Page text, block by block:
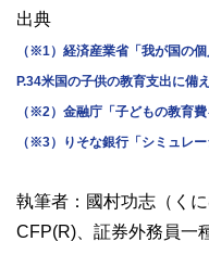
出典
（※1）経済産業省「我が国の
P.34米国の子供の教育支出に備
（※2）金融庁「子どもの教育費
（※3）りそな銀行「シミュレー
執筆者：國村功志（くに
CFP(R)、証券外務員一